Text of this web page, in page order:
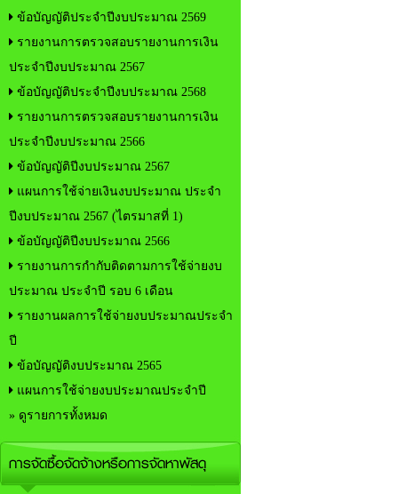
ข้อบัญญัติประจำปีงบประมาณ 2569
รายงานการตรวจสอบรายงานการเงิน
ประจำปีงบประมาณ 2567
ข้อบัญญัติประจำปีงบประมาณ 2568
รายงานการตรวจสอบรายงานการเงิน
ประจำปีงบประมาณ 2566
ข้อบัญญัติปีงบประมาณ 2567
แผนการใช้จ่ายเงินงบประมาณ ประจำ
ปีงบประมาณ 2567 (ไตรมาสที่ 1)
ข้อบัญญัติปีงบประมาณ 2566
รายงานการกำกับติดตามการใช้จ่ายงบ
ประมาณ ประจำปี รอบ 6 เดือน
รายงานผลการใช้จ่ายงบประมาณประจำ
ปี
ข้อบัญญัติงบประมาณ 2565
แผนการใช้จ่ายงบประมาณประจำปี
» ดูรายการทั้งหมด
การจัดซื้อจัดจ้างหรือการจัดหาพัสดุ